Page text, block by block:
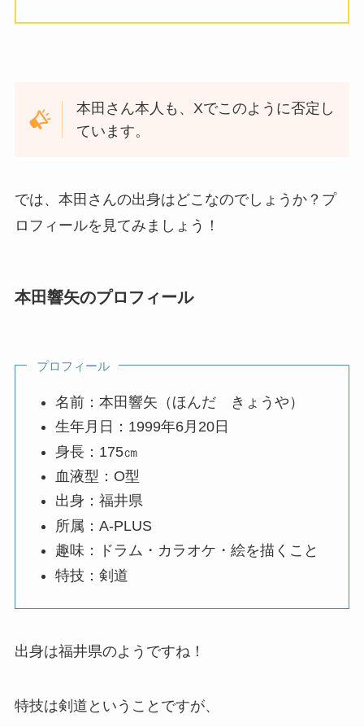
本田さん本人も、Xでこのように否定し
ています。
では、本田さんの出身はどこなのでしょうか？プ
ロフィールを見てみましょう！
本田響矢のプロフィール
プロフィール
名前：本田響矢（ほんだ きょうや）
生年月日：1999年6月20日
身長：175㎝
血液型：O型
出身：福井県
所属：A-PLUS
趣味：ドラム・カラオケ・絵を描くこと
特技：剣道
出身は福井県のようですね！
特技は剣道ということですが、